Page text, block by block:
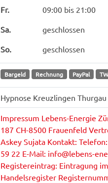
Fr.
09:00 bis 21:00
Sa.
geschlossen
So.
geschlossen
Bargeld Rechnung PayPal
Hypnose Kreuzlingen
Impressum Lebens-Energie
187 CH-8500 Frauenfeld
Askey Sujata Kontakt:
59 22 E-Mail: info@lebens-
Registereintrag: Eintragung im
Handelsregister